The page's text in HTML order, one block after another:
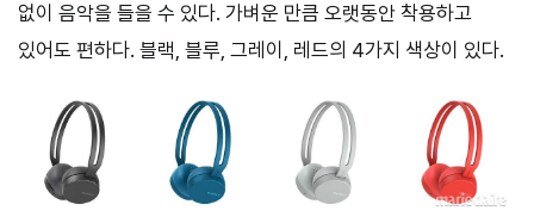
없이 음악을 들을 수 있다. 가벼운 만큼 오랫동안 착용하고
있어도 편하다. 블랙, 블루, 그레이, 레드의 4가지 색상이 있다.